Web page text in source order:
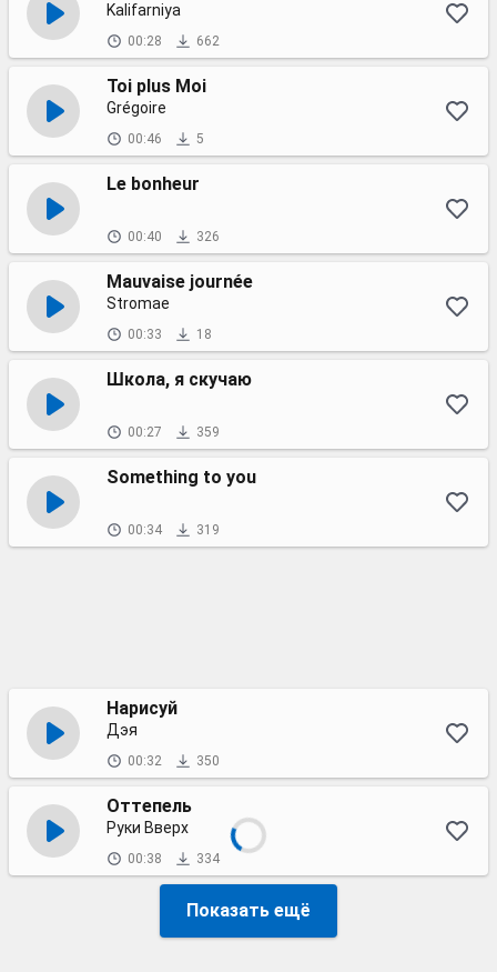
Kalifarniya
00:28 662
Toi plus Moi
Grégoire
00:46 5
Le bonheur
00:40 326
Mauvaise journée
Stromae
00:33 18
Школа, я скучаю
00:27 359
Something to you
00:34 319
Нарисуй
Дэя
00:32 350
Оттепель
Руки Вверх
00:38 334
Показать ещё